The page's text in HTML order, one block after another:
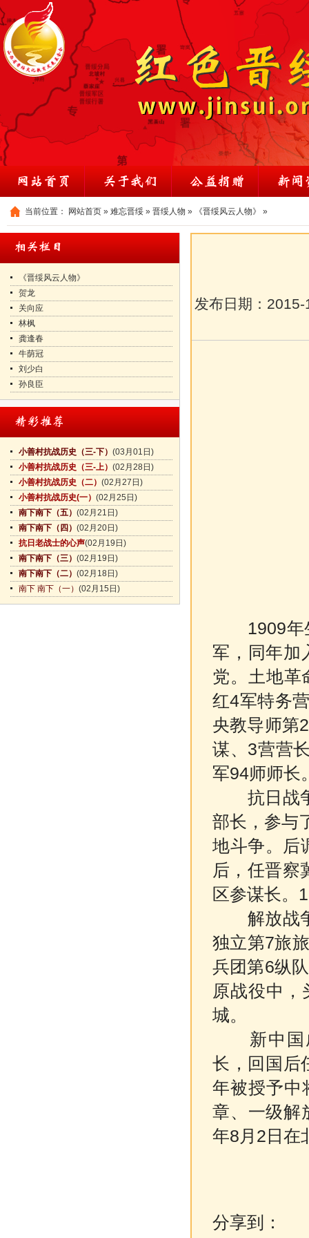
当前位置： 网站首页 » 难忘晋绥 » 晋绥人物 » 《晋绥风云人物》 »
《晋绥风云人物》
贺龙
关向应
林枫
龚逢春
牛荫冠
刘少白
孙良臣
小善村抗战历史（三-下） (03月01日)
小善村抗战历史（三-上） (02月28日)
小善村抗战历史（二） (02月27日)
小善村抗战历史(一） (02月25日)
南下南下（五） (02月21日)
南下南下（四） (02月20日)
抗日老战士的心声(02月19日)
南下南下（三） (02月19日)
南下南下（二） (02月18日)
南下 南下（一） (02月15日)
发布日期： 2015-
1909
军，同年加
党。土地革
红4军特务
央教导师第
谋、3营营
军94师师长
抗日战争
部长，参与
地斗争。后
后，任晋察
区参谋长。
解放战争
独立第7旅
兵团第6纵
原战役中
城。
新中国成
长，回国后
年被授予中
章、一级解
年8月2日在
分享到：